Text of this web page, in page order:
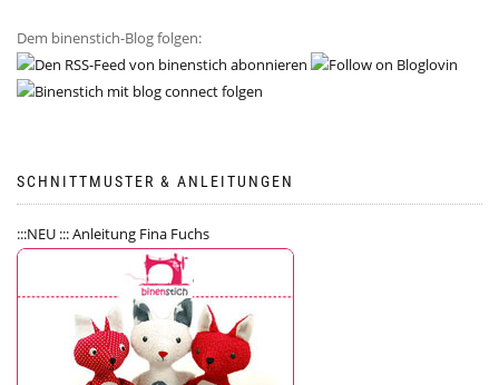
Dem binenstich-Blog folgen:
SCHNITTMUSTER & ANLEITUNGEN
:::NEU ::: Anleitung Fina Fuchs